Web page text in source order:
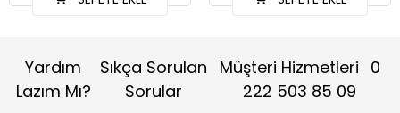
Yardım
Lazım Mı?
Sıkça Sorulan
Sorular
Müşteri Hizmetleri 0
222 503 85 09